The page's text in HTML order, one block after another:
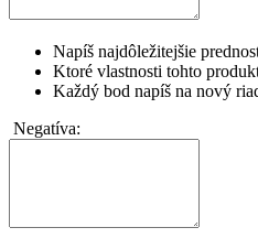
Napíš najdôležitejšie
Ktoré vlastnosti tohto
Každý bod napíš na nový
Negatíva: